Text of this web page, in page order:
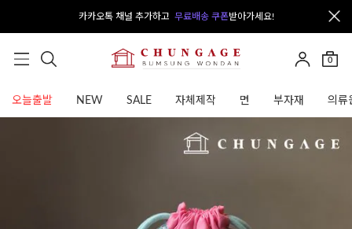
카카오톡 채널 추가하고 무료배송 쿠폰받아가세요!
0
오늘출발 NEW SALE 자체제작 면 부자재 의류